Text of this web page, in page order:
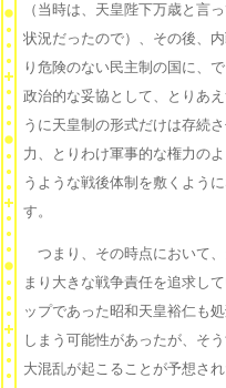
（当時は、天皇陛下万歳と言
状況だったので）、その後、
り危険のない民主制の国に、
政治的な妥協として、とりあ
うに天皇制の形式だけは存続
力、とりわけ軍事的な権力の
うような戦後体制を敷くよう
す。
つまり、その時点において
まり大きな戦争責任を追求し
ップであった昭和天皇裕仁も
しまう可能性があったが、そ
大混乱が起こることが予想さ